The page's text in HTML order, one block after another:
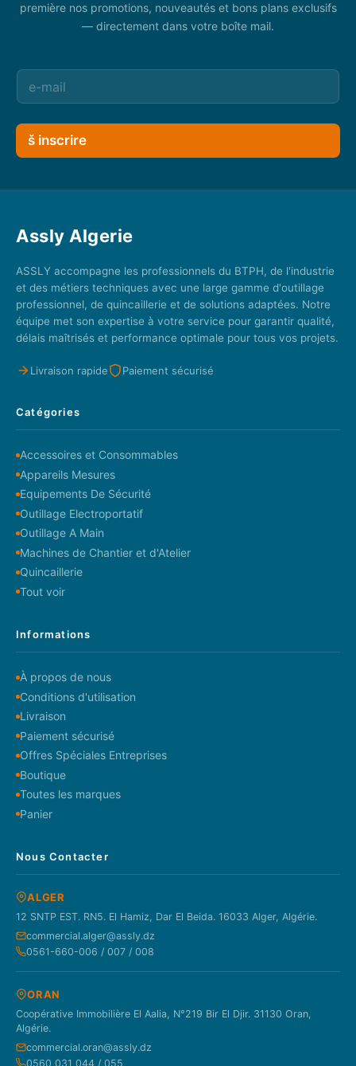
première nos promotions, nouveautés et bons plans exclusifs
— directement dans votre boîte mail.
š inscrire
Assly Algerie
ASSLY accompagne les professionnels du BTPH, de l'industrie
et des métiers techniques avec une large gamme d'outillage
professionnel, de quincaillerie et de solutions adaptées. Notre
équipe met son expertise à votre service pour garantir qualité,
délais maîtrisés et performance optimale pour tous vos projets.
Livraison rapide Paiement sécurisé
Catégories
Accessoires et Consommables
Appareils Mesures
Equipements De Sécurité
Outillage Electroportatif
Outillage A Main
Machines de Chantier et d'Atelier
Quincaillerie
Tout voir
Informations
À propos de nous
Conditions d'utilisation
Livraison
Paiement sécurisé
Offres Spéciales Entreprises
Boutique
Toutes les marques
Panier
Nous Contacter
ALGER
12 SNTP EST. RN5. El Hamiz, Dar El Beida. 16033 Alger, Algérie.
commercial.alger@assly.dz
0561-660-006 / 007 / 008
ORAN
Coopérative Immobilière El Aalia, N°219 Bir El Djir. 31130 Oran,
Algérie.
commercial.oran@assly.dz
0560 031 044 / 055